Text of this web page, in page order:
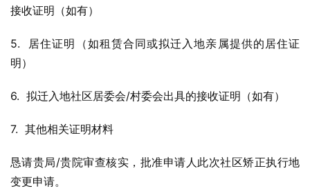
接收证明（如有）
5.  居住证明（如租赁合同或拟迁入地亲属提供的居住证
明）
6.  拟迁入地社区居委会/村委会出具的接收证明（如有）
7.  其他相关证明材料
恳请贵局/贵院审查核实，批准申请人此次社区矫正执行地
变更申请。